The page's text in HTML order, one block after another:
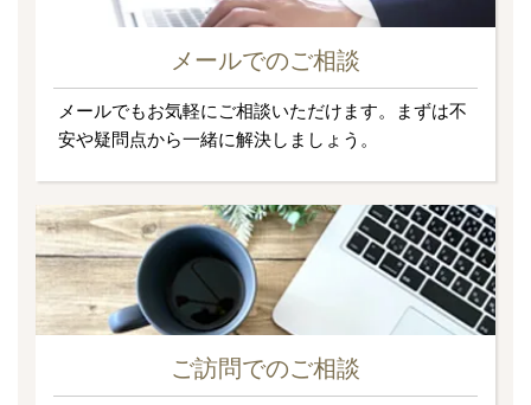
メールでのご相談
メールでもお気軽にご相談いただけます。まずは不
安や疑問点から一緒に解決しましょう。
ご訪問でのご相談